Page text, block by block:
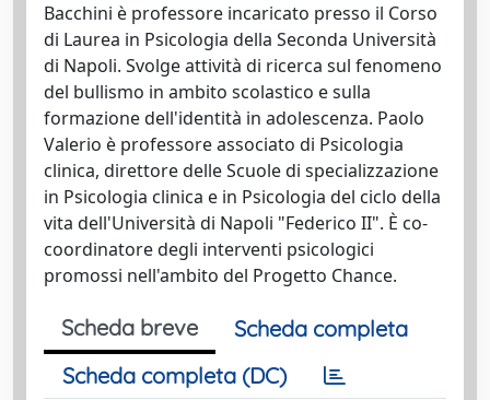
Bacchini è professore incaricato presso il Corso
di Laurea in Psicologia della Seconda Università
di Napoli. Svolge attività di ricerca sul fenomeno
del bullismo in ambito scolastico e sulla
formazione dell'identità in adolescenza. Paolo
Valerio è professore associato di Psicologia
clinica, direttore delle Scuole di specializzazione
in Psicologia clinica e in Psicologia del ciclo della
vita dell'Università di Napoli "Federico II". È co-
coordinatore degli interventi psicologici
promossi nell'ambito del Progetto Chance.
Scheda breve
Scheda completa
Scheda completa (DC)